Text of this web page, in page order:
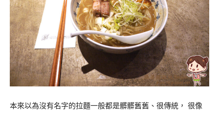
本來以為沒有名字的拉麵一般都是髒髒舊舊、很傳統， 很像